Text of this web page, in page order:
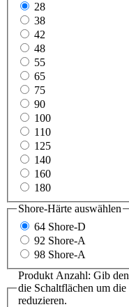
28
38
42
48
55
65
75
90
100
110
125
140
160
180
Shore-Härte auswählen
64 Shore-D
92 Shore-A
98 Shore-A
Produkt Anzahl: Gib
die Schaltflächen um
reduzieren.